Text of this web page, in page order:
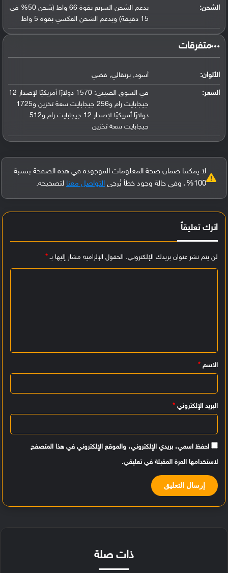
الشحن:
يدعم الشحن السريع بقوة 66 واط (شحن 50% في
15 دقيقة) ويدعم الشحن العكسي بقوة 5 واط
‏متفرقات‏
الألوان: أسود, برتقالي, فضي
السعر:
في السوق الصيني: 1570 دولارًا أمريكيًا لإصدار 12
جيجابايت رام و256 جيجابايت سعة تخزين و1725
دولارًا أمريكيًا لإصدار 12 جيجابايت رام و512
جيجابايت سعة تخزين
لا يمكننا ضمان صحة المعلومات الموجودة في هذه الصفحة بنسبة
100%، وفي حالة وجود خطأ يُرجى
التواصل معنا لتصحيحه.
اترك تعليقاً
لن يتم نشر عنوان بريدك الإلكتروني. الحقول الإلزامية مشار إليها بـ*
ي
ق
الاسم *
البريد الإلكتروني *
احفظ اسمي، بريدي الإلكتروني، والموقع الإلكتروني في هذا المتصفح
لاستخدامها المرة المقبلة في تعليقي.
ذات صلة